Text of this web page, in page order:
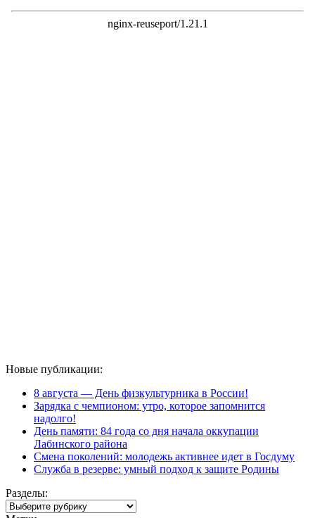
Новые публикации:
8 августа — День физкультурника в России!
Зарядка с чемпионом: утро, которое запомнится
надолго!
День памяти: 84 года со дня начала оккупации
Лабинского района
Смена поколений: молодежь активнее идет в Госдуму
Служба в резерве: умный подход к защите Родины
Разделы:
Разделы: